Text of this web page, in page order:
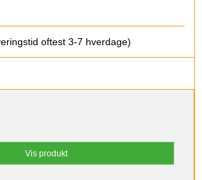
oftest 3-7 hverdage)
Vis produkt